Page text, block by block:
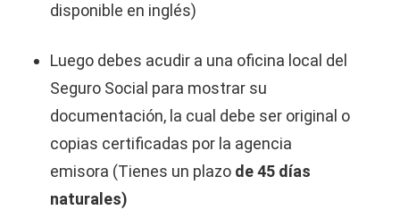
disponible en inglés)
Luego debes acudir a una oficina local del
Seguro Social para mostrar su
documentación, la cual debe ser original o
copias certificadas por la agencia
emisora (Tienes un plazo de 45 días
naturales)